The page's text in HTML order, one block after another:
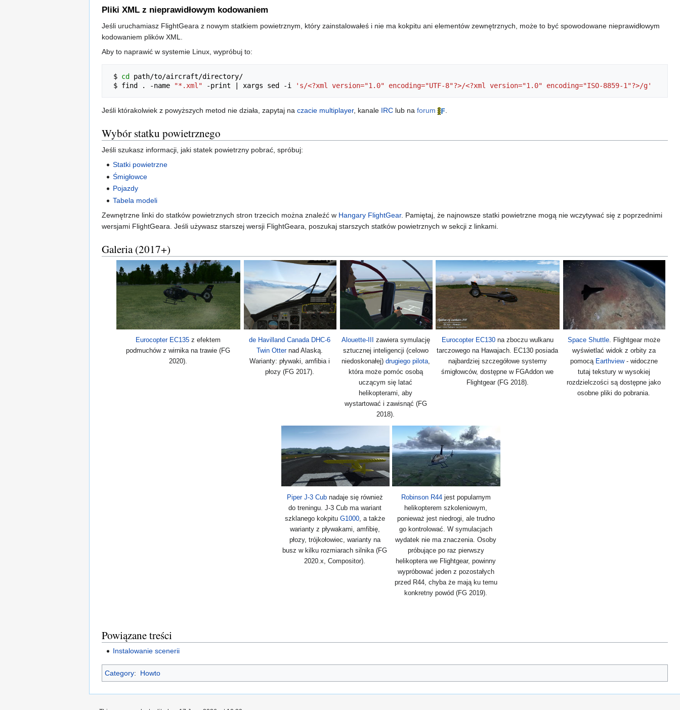
Pliki XML z nieprawidłowym kodowaniem
Jeśli uruchamiasz FlightGeara z nowym statkiem powietrznym, który zainstalowałeś i nie ma kokpitu ani elementów zewnętrznych, może to być spowodowane nieprawidłowym
kodowaniem plików XML.
Aby to naprawić w systemie Linux, wypróbuj to:
$ cd
path/to/aircraft/directory/
$ find . -name
"*.xml" -print xargs sed -i 's/<?xml version="1.0" encoding="UTF-8"?>/<?xml version="1.0" encoding="ISO-8859-1"?>/g'
Jeśli którakolwiek z powyższych metod nie działa, zapytaj na czacie multiplayer, kanale IRC lub na forum .
Wybór statku powietrznego
Jeśli szukasz informacji, jaki statek powietrzny pobrać, spróbuj:
Statki powietrzne
Śmigłowce
Pojazdy
Tabela modeli
Zewnętrzne linki do statków powietrznych stron trzecich można znaleźć w Hangary FlightGear. Pamiętaj, że najnowsze statki powietrzne mogą nie wczytywać się z poprzednimi
wersjami FlightGeara. Jeśli używasz starszej wersji FlightGeara, poszukaj starszych statków powietrznych w sekcji z linkami.
Galeria (2017+)
Eurocopter EC135z efektem
podmuchów z wirnika na trawie (FG
2020).
de Havilland Canada DHC-6
Twin Otternad Alaską.
Warianty: pływaki, amfibia i
płozy (FG 2017).
Alouette-III
zawiera symulację
sztucznej inteligencji (celowo
niedoskonałej) drugiego pilota,
która może pomóc osobą
uczącym się latać
helikopterami, aby
wystartować i zawisnąć (FG
2018).
Eurocopter EC130na zboczu wulkanu
tarczowego na Hawajach. EC130 posiada
najbardziej szczegółowe systemy
śmigłowców, dostępne w FGAddon we
Flightgear (FG 2018).
Space Shuttle. Flightgear może
wyświetlać widok z orbity za
pomocą Earthview- widoczne
tutaj tekstury w wysokiej
rozdzielczości są dostępne jako
osobne pliki do pobrania.
Piper J-3 Cubnadaje się również
do treningu. J-3 Cub ma wariant
szklanego kokpitu G1000, a także
warianty z pływakami, amfibię,
płozy, trójkołowiec, warianty na
busz w kilku rozmiarach silnika (FG
2020.x, Compositor).
Robinson R44jest popularnym
helikopterem szkoleniowym,
ponieważ jest niedrogi, ale trudno
go kontrolować. W symulacjach
wydatek nie ma znaczenia. Osoby
próbujące po raz pierwszy
helikoptera we Flightgear, powinny
wypróbować jeden z pozostałych
przed R44, chyba że mają ku temu
konkretny powód (FG 2019).
Powiązane treści
Instalowanie scenerii
Category: Howto